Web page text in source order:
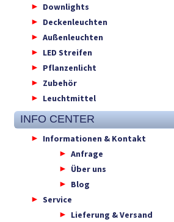
Downlights
Deckenleuchten
Außenleuchten
LED Streifen
Pflanzenlicht
Zubehör
Leuchtmittel
INFO CENTER
Informationen & Kontakt
Anfrage
Über uns
Blog
Service
Lieferung & Versand